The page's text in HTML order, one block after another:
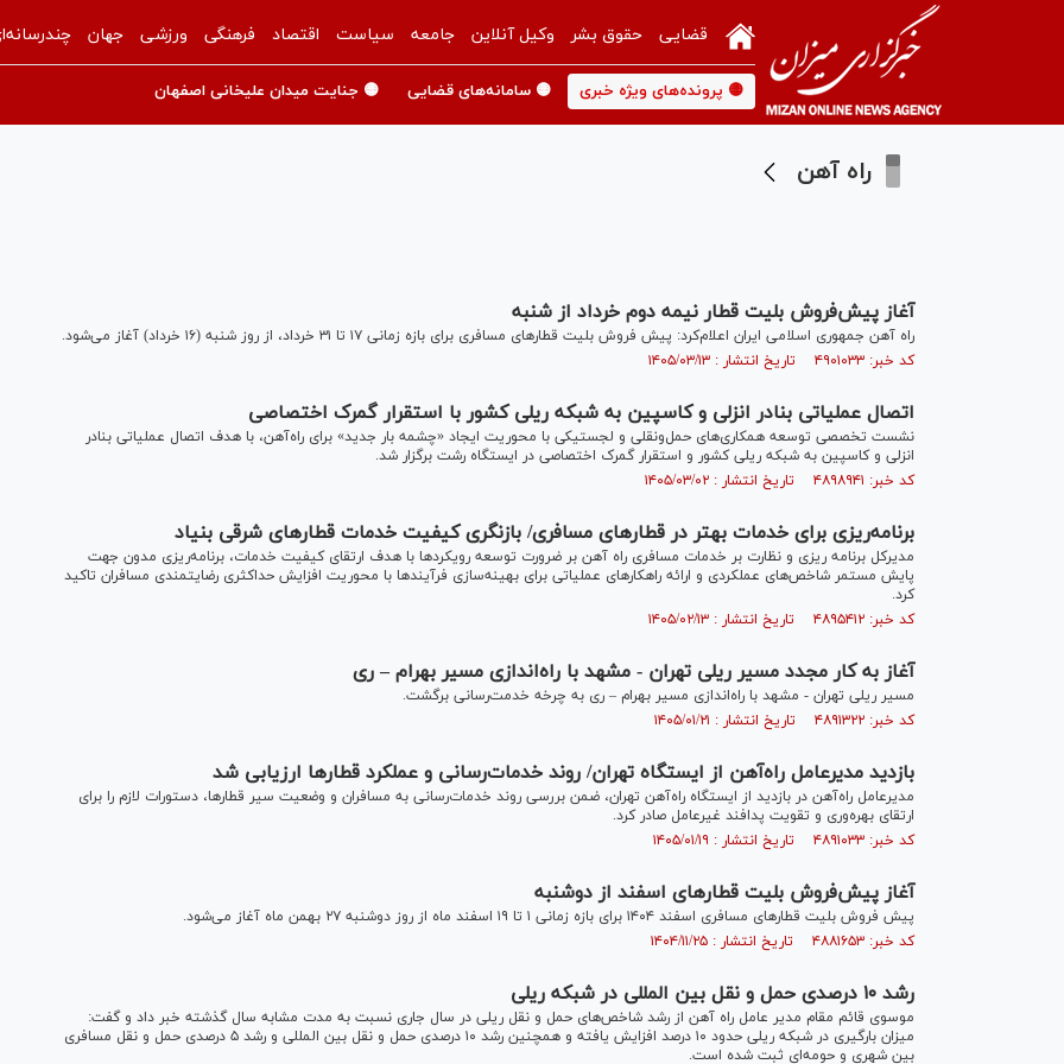
قضایی حقوق بشر وکیل آنلاین جامعه سیاست اقتصاد فرهنگی ورزشی جهان
🟡 پرونده‌های ویژه خبری 🟡 سامانه‌های قضایی 🟡 جنایت میدان علیخانی اصفهان
راه آهن
آغاز پیش‌فروش بلیت‌ قطار نیمه دوم خرداد از شنبه
راه آهن جمهوری اسلامی ایران اعلام‌کرد: پیش فروش بلیت‌ قطارهای مسافری برای بازه زمانی ۱۷ تا ۳۱ خرداد، از روز شنبه (۱۶ خرداد) آغاز می‌شود.
کد خبر: ۴۹۰۱۰۳۳ تاریخ انتشار : ۱۴۰۵/۰۳/۱۳
اتصال عملیاتی بنادر انزلی و کاسپین به شبکه ریلی کشور با استقرار گمرک اختصاصی
نشست تخصصی توسعه همکاری‌های حمل‌ونقلی و لجستیکی با محوریت ایجاد «چشمه بار جدید» برای راه‌آهن، با هدف اتصال عملیاتی بنادر
انزلی و کاسپین به شبکه ریلی کشور و استقرار گمرک اختصاصی در ایستگاه رشت برگزار شد.
کد خبر: ۴۸۹۸۹۴۱ تاریخ انتشار : ۱۴۰۵/۰۳/۰۲
برنامه‌ریزی برای خدمات بهتر در قطارهای مسافری/ بازنگری کیفیت خدمات قطارهای شرقی بنیاد
مدیرکل برنامه ریزی و نظارت بر خدمات مسافری راه آهن بر ضرورت توسعه رویکردها با هدف ارتقای کیفیت خدمات، برنامه‌ریزی مدون جهت
پایش مستمر شاخص‌های عملکردی و ارائه راهکارهای عملیاتی برای بهینه‌سازی فرآیندها با محوریت افزایش حداکثری رضایتمندی مسافران تاکید
کرد.
کد خبر: ۴۸۹۵۴۱۲ تاریخ انتشار : ۱۴۰۵/۰۲/۱۳
آغاز به کار مجدد مسیر ریلی تهران - مشهد با راه‌اندازی مسیر بهرام – ری
مسیر ریلی تهران - مشهد با راه‌اندازی مسیر بهرام – ری به چرخه خدمت‌رسانی برگشت.
کد خبر: ۴۸۹۱۳۲۲ تاریخ انتشار : ۱۴۰۵/۰۱/۲۱
بازدید مدیرعامل راه‌آهن از ایستگاه تهران/ روند خدمات‌رسانی و عملکرد قطارها ارزیابی شد
مدیرعامل راه‌آهن در بازدید از ایستگاه راه‌آهن تهران، ضمن بررسی روند خدمات‌رسانی به مسافران و وضعیت سیر قطارها، دستورات لازم را برای
ارتقای بهره‌وری و تقویت پدافند غیرعامل صادر کرد.
کد خبر: ۴۸۹۱۰۳۳ تاریخ انتشار : ۱۴۰۵/۰۱/۱۹
آغاز پیش‌فروش بلیت قطار‌های اسفند از دوشنبه
پیش فروش بلیت قطار‌های مسافری اسفند ۱۴۰۴ برای بازه زمانی ۱ تا ۱۹ اسفند ماه از روز دوشنبه ۲۷ بهمن ماه آغاز می‌شود.
کد خبر: ۴۸۸۱۶۵۳ تاریخ انتشار : ۱۴۰۴/۱۱/۲۵
رشد ۱۰ درصدی حمل و نقل بین المللی در شبکه ریلی
موسوی️ قائم مقام مدیر عامل راه آهن از رشد شاخص‌های حمل و نقل ریلی در سال جاری نسبت به مدت مشابه سال گذشته خبر داد و گفت:
میزان بارگیری در شبکه ریلی حدود ۱۰ درصد افزایش یافته و همچنین رشد ۱۰ درصدی حمل و نقل بین المللی و رشد ۵ درصدی حمل و نقل مسافری
بین شهری و حومه‌ای ثبت شده است.